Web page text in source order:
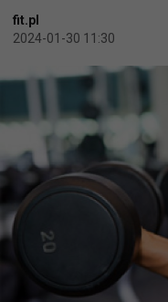
fit.pl
2024-01-30 11:30